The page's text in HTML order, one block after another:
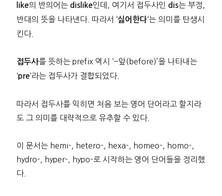
like의 반의어는 dislike인데, 여기서 접두사인 dis는 부정,
반대의 뜻을 나타낸다. 따라서 ‘싫어한다‘는 의미를 탄생시
킨다.
접두사를 뜻하는 prefix 역시 ‘~앞(before)’을 나타내는
‘pre‘라는 접두사가 결합되었다.
따라서 접두사를 익히면 처음 보는 영어 단어라고 할지라
도 그 의미를 대략적으로 유추할 수 있다.
이 문서는 hemi-, hetero-, hexa-, homeo-, homo-,
hydro-, hyper-, hypo-로 시작하는 영어 단어들을 정리했
다.